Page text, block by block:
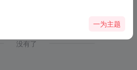
没有了
一为主题